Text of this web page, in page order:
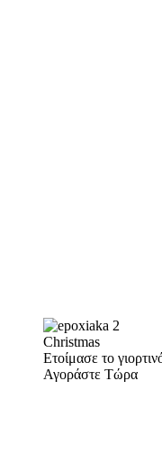
Christmas
Ετοίμασε το
Αγοράστε Τώρα